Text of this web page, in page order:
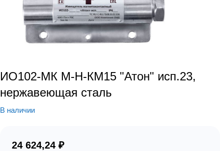
ИО102-МК М-Н-КМ15 "Атон" исп.23,
нержавеющая сталь
В наличии
24 624,24 ₽